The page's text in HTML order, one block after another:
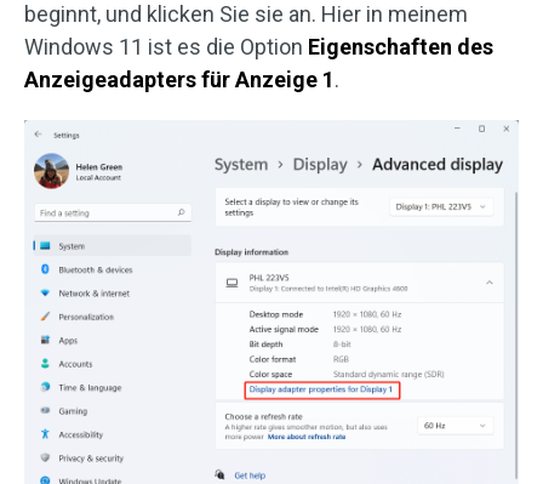
beginnt, und klicken Sie sie an. Hier in meinem
Windows 11 ist es die Option Eigenschaften des
Anzeigeadapters für Anzeige 1.